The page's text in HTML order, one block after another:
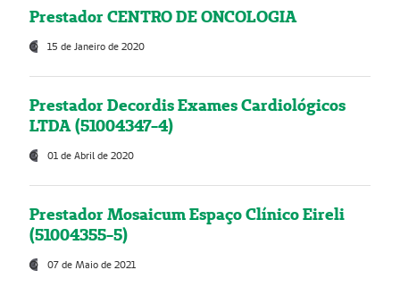
Prestador CENTRO DE ONCOLOGIA
15 de Janeiro de 2020
Prestador Decordis Exames Cardiológicos
LTDA (51004347-4)
01 de Abril de 2020
Prestador Mosaicum Espaço Clínico Eireli
(51004355-5)
07 de Maio de 2021